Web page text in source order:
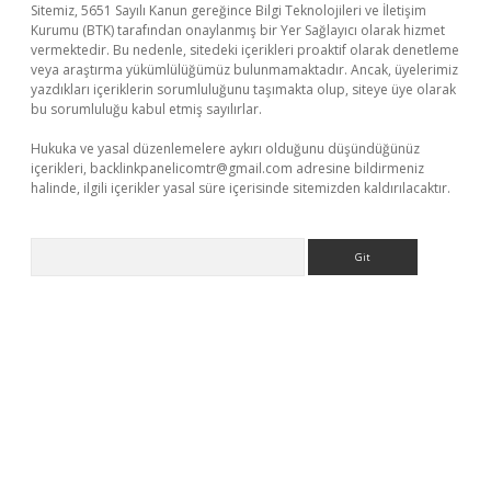
Sitemiz, 5651 Sayılı Kanun gereğince Bilgi Teknolojileri ve İletişim
Kurumu (BTK) tarafından onaylanmış bir Yer Sağlayıcı olarak hizmet
vermektedir. Bu nedenle, sitedeki içerikleri proaktif olarak denetleme
veya araştırma yükümlülüğümüz bulunmamaktadır. Ancak, üyelerimiz
yazdıkları içeriklerin sorumluluğunu taşımakta olup, siteye üye olarak
bu sorumluluğu kabul etmiş sayılırlar.
Hukuka ve yasal düzenlemelere aykırı olduğunu düşündüğünüz
içerikleri, backlinkpanelicomtr@gmail.com adresine bildirmeniz
halinde, ilgili içerikler yasal süre içerisinde sitemizden kaldırılacaktır.